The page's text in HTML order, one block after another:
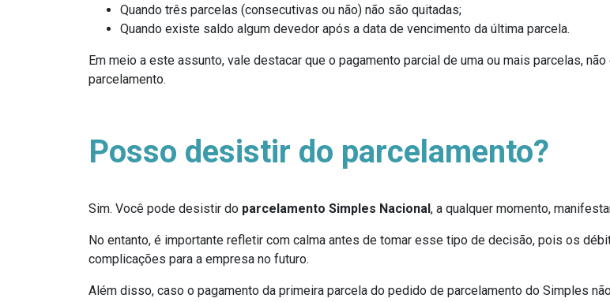
Quando três parcelas (consecutivas ou não) não são quitadas;
Quando existe saldo algum devedor após a data de vencimento da última parcela.
Em meio a este assunto, vale destacar que o pagamento parcial de uma ou mais parcelas,
parcelamento.
Posso desistir do parcelamento?
Sim. Você pode desistir do parcelamento Simples Nacional, a qualquer momento,
No entanto, é importante refletir com calma antes de tomar esse tipo de decisão, pois os
complicações para a empresa no futuro.
Além disso, caso o pagamento da primeira parcela do pedido de parcelamento do Simples